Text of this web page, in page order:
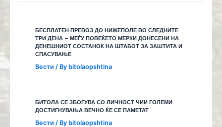
БЕСПЛАТЕН ПРЕВОЗ ДО НИЖЕПОЛЕ ВО СЛЕДНИТЕ
ТРИ ДЕНА – МЕЃУ ПОВЕЌЕТО МЕРКИ ДОНЕСЕНИ НА
ДЕНЕШНИОТ СОСТАНОК НА ШТАБОТ ЗА ЗАШТИТА И
СПАСУВАЊЕ
Вести / By bitolaopshtina
БИТОЛА СЕ ЗБОГУВА СО ЛИЧНОСТ ЧИИ ГОЛЕМИ
ДОСТИГНУВАЊА ВЕЧНО ЌЕ СЕ ПАМЕТАТ
Вести / By bitolaopshtina